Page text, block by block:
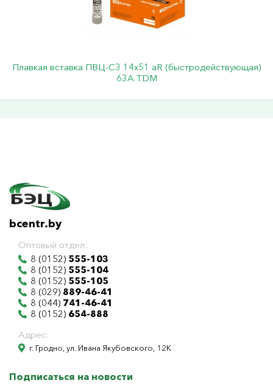
Плавкая вставка ПВЦ-С3 14х51 аR (быстродействующая)
63А TDM
bcentr.by
Оптовый отдел:
8 (0152) 555-103
8 (0152) 555-104
8 (0152) 555-105
8 (029) 889-46-41
8 (044) 741-46-41
8 (0152) 654-888
Адрес:
г. Гродно, ул. Ивана Якубовского, 12К
Подписаться на новости